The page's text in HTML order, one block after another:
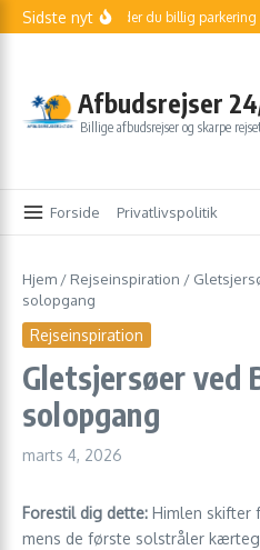
Fortsæt til indhold
Sidste nyt
Sådan finder du billig parkering i
Afbudsrejser
Billige afbudsrejser og skarpe
Forside Privatlivspolitik
Hjem / Rejseinspiration /
solopgang
Rejseinspiration
Gletsjersøer ved
solopgang
marts 4, 2026
Forestil dig dette: Himlen skifter
mens de første solstråler